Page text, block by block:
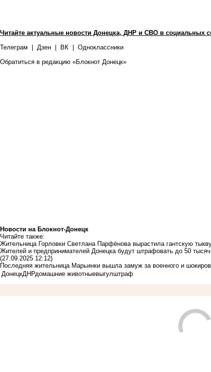
Читайте актуальные новости Донецка, ДНР и СВО в социальных
Телеграм
Дзен ВК
Одноклассники
Обратиться в редакцию «Блокнот Донецк»
Новости на Блoкнoт-Донецк
Читайте также:
Жительница Горловки Светлана Парфёнова вырастила гантскую
Жителей и предпринимателей Донецка будут штрафовать до 50
(27.09.2025 12:12)
Последняя жительница Марьинки вышла замуж за военного и
ДонецкДНРдомашние животныевыгулштраф